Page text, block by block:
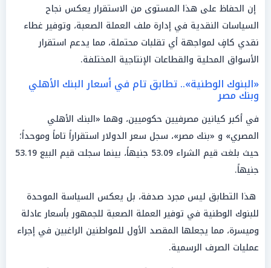
إن الحفاظ على هذا المستوى من الاستقرار يعكس نجاح
السياسات النقدية في إدارة ملف العملة الصعبة، وتوفير غطاء
نقدي كافٍ لمواجهة أي تقلبات محتملة، مما يدعم استقرار
الأسواق المحلية والقطاعات الإنتاجية المختلفة.
«البنوك الوطنية».. تطابق تام في أسعار البنك الأهلي
وبنك مصر
في أكبر كيانين مصرفيين حكوميين، وهما «البنك الأهلي
المصري» و «بنك مصر»، سجل سعر الدولار استقراراً تاماً وموحداً؛
حيث بلغت قيم الشراء 53.09 جنيهاً، بينما سجلت قيم البيع 53.19
جنيهاً.
هذا التطابق ليس مجرد صدفة، بل يعكس السياسة الموحدة
للبنوك الوطنية في توفير العملة الصعبة للجمهور بأسعار عادلة
وميسرة، مما يجعلها المقصد الأول للمواطنين الراغبين في إجراء
عمليات الصرف الرسمية.